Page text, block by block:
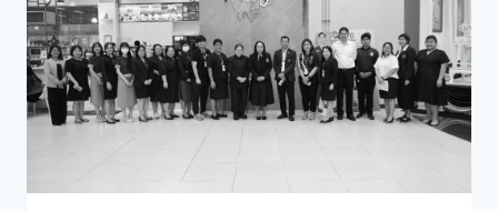
EP.
3
GROW
เติบโต
จาก
LAB
เทคนิค
การ
สำรวจ
ความ
คิด
สาธารณะ